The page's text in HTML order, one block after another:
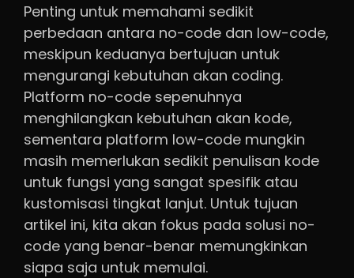
Penting untuk memahami sedikit
perbedaan antara no-code dan low-code,
meskipun keduanya bertujuan untuk
mengurangi kebutuhan akan coding.
Platform no-code sepenuhnya
menghilangkan kebutuhan akan kode,
sementara platform low-code mungkin
masih memerlukan sedikit penulisan kode
untuk fungsi yang sangat spesifik atau
kustomisasi tingkat lanjut. Untuk tujuan
artikel ini, kita akan fokus pada solusi no-
code yang benar-benar memungkinkan
siapa saja untuk memulai.